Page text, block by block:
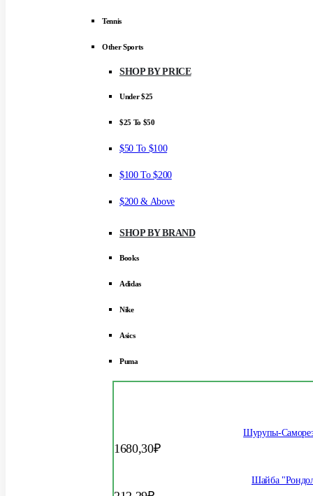
Tennis
Other Sports
SHOP BY PRICE
Under $25
$25 To $50
$50 To $100
$100 To $200
$200 & Above
SHOP BY BRAND
Books
Adidas
Nike
Asics
Puma
Шурупы-
1680,30₽
Шайба